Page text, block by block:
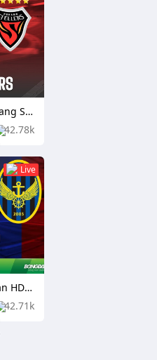
42.78k
Korean K League 1: Pohang Steelers vs Daejeon Citizen
Live
42.71k
Korean K League 1: Ulsan HD FC vs Incheon United